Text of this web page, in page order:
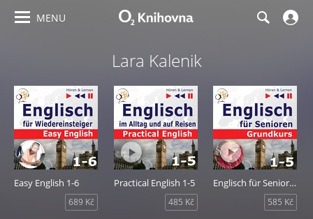
MENU
Lara Kalenik
Easy English 1-6
689 Kč
Practical English 1-5
485 Kč
Englisch für Senioren 1-5
585 Kč